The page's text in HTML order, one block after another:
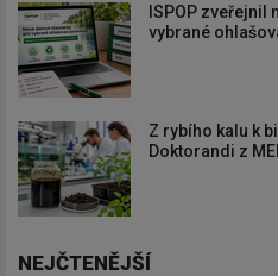
ISPOP
vybrané
Z rybího kalu k
Doktorandi z
NEJČTENĚJŠÍ